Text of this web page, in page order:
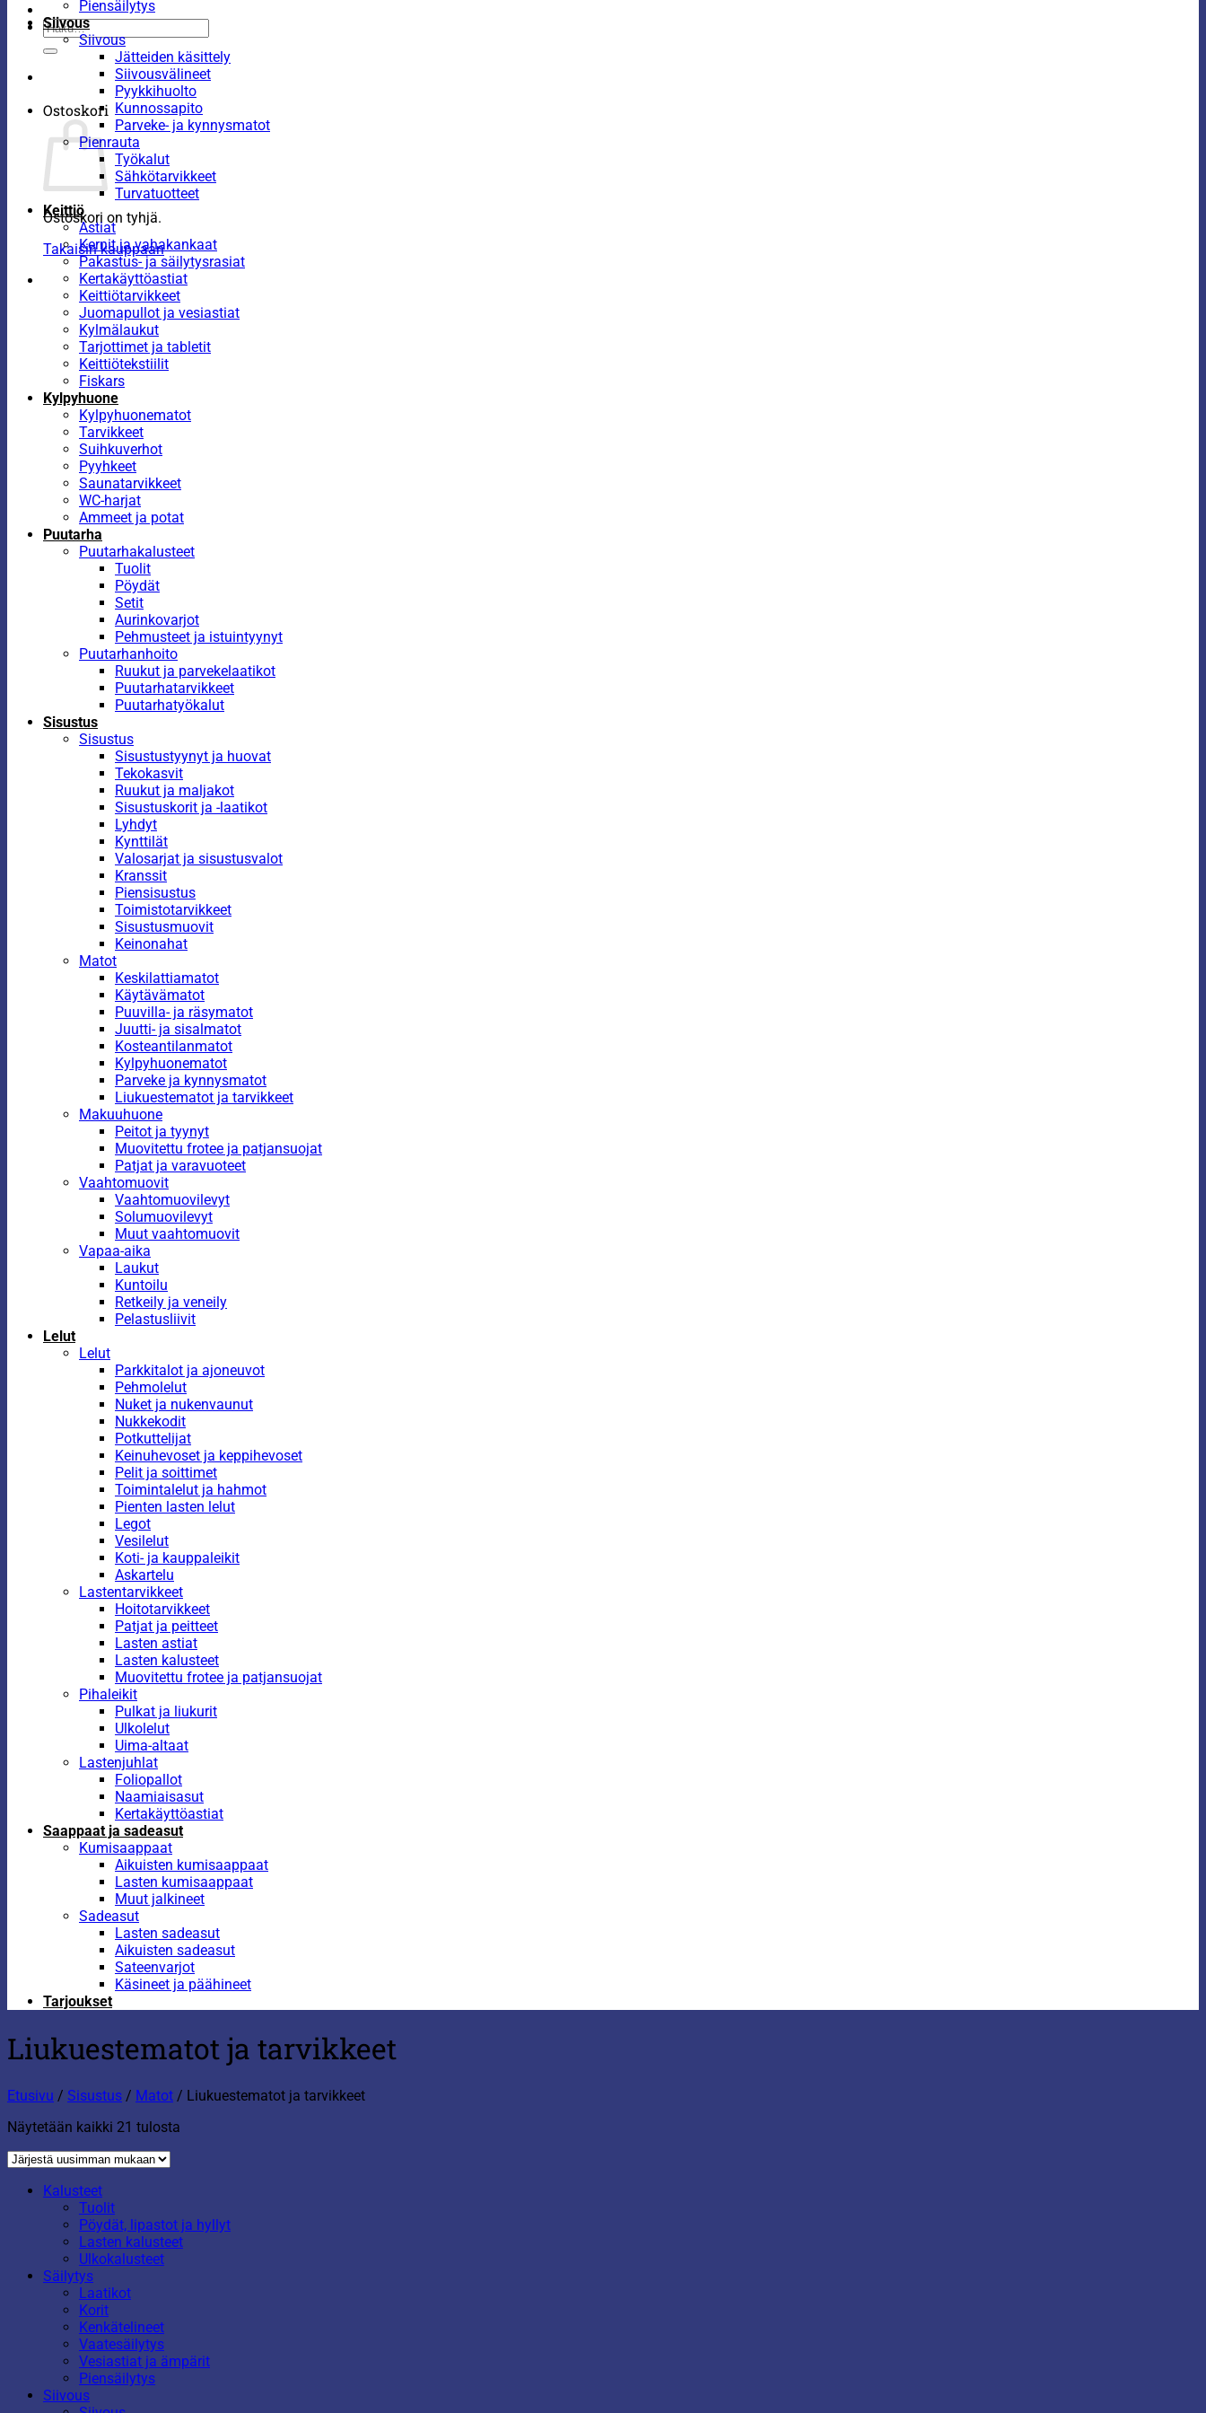
Etsi:
Ostoskori
Ostoskori on tyhjä.
Takaisin kauppaan
Piensäilytys
Siivous
Siivous
Jätteiden käsittely
Siivousvälineet
Pyykkihuolto
Kunnossapito
Parveke- ja kynnysmatot
Pienrauta
Työkalut
Sähkötarvikkeet
Turvatuotteet
Keittiö
Astiat
Kernit ja vahakankaat
Pakastus- ja säilytysrasiat
Kertakäyttöastiat
Keittiötarvikkeet
Juomapullot ja vesiastiat
Kylmälaukut
Tarjottimet ja tabletit
Keittiötekstiilit
Fiskars
Kylpyhuone
Kylpyhuonematot
Tarvikkeet
Suihkuverhot
Pyyhkeet
Saunatarvikkeet
WC-harjat
Ammeet ja potat
Puutarha
Puutarhakalusteet
Tuolit
Pöydät
Setit
Aurinkovarjot
Pehmusteet ja istuintyynyt
Puutarhanhoito
Ruukut ja parvekelaatikot
Puutarhatarvikkeet
Puutarhatyökalut
Sisustus
Sisustus
Sisustustyynyt ja huovat
Tekokasvit
Ruukut ja maljakot
Sisustuskorit ja -laatikot
Lyhdyt
Kynttilät
Valosarjat ja sisustusvalot
Kranssit
Piensisustus
Toimistotarvikkeet
Sisustusmuovit
Keinonahat
Matot
Keskilattiamatot
Käytävämatot
Puuvilla- ja räsymatot
Juutti- ja sisalmatot
Kosteantilanmatot
Kylpyhuonematot
Parveke ja kynnysmatot
Liukuestematot ja tarvikkeet
Makuuhuone
Peitot ja tyynyt
Muovitettu frotee ja patjansuojat
Patjat ja varavuoteet
Vaahtomuovit
Vaahtomuovilevyt
Solumuovilevyt
Muut vaahtomuovit
Vapaa-aika
Laukut
Kuntoilu
Retkeily ja veneily
Pelastusliivit
Lelut
Lelut
Parkkitalot ja ajoneuvot
Pehmolelut
Nuket ja nukenvaunut
Nukkekodit
Potkuttelijat
Keinuhevoset ja keppihevoset
Pelit ja soittimet
Toimintalelut ja hahmot
Pienten lasten lelut
Legot
Vesilelut
Koti- ja kauppaleikit
Askartelu
Lastentarvikkeet
Hoitotarvikkeet
Patjat ja peitteet
Lasten astiat
Lasten kalusteet
Muovitettu frotee ja patjansuojat
Pihaleikit
Pulkat ja liukurit
Ulkolelut
Uima-altaat
Lastenjuhlat
Foliopallot
Naamiaisasut
Kertakäyttöastiat
Saappaat ja sadeasut
Kumisaappaat
Aikuisten kumisaappaat
Lasten kumisaappaat
Muut jalkineet
Sadeasut
Lasten sadeasut
Aikuisten sadeasut
Sateenvarjot
Käsineet ja päähineet
Tarjoukset
Liukuestematot ja tarvikkeet
Etusivu / Sisustus / Matot / Liukuestematot ja tarvikkeet
Näytetään kaikki 21 tulosta
Kalusteet
Tuolit
Pöydät, lipastot ja hyllyt
Lasten kalusteet
Ulkokalusteet
Säilytys
Laatikot
Korit
Kenkätelineet
Vaatesäilytys
Vesiastiat ja ämpärit
Piensäilytys
Siivous